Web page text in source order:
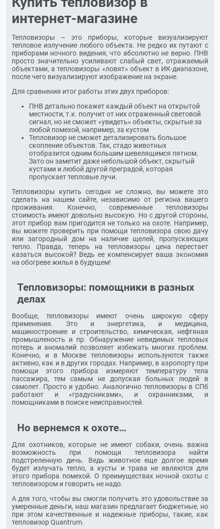
интернет-магазине
Тепловизоры – это приборы, которые визуализируют
тепловое излучение любого объекта. Не редко их путают с
приборами ночного видения, что абсолютно не верно. ПНВ
просто значительно усиливают слабый свет, отражаемый
объектами, а тепловизоры «ловят» объект в ИК-диапазоне,
после чего визуализируют изображение на экране.
Для сравнения итог работы этих двух приборов:
ПНВ детально покажет каждый объект на открытой
местности, т.к. получит от них отраженный световой
сигнал, но не сможет «увидеть» объекты, скрытые за
любой помехой, например, за кустом
Тепловизор не сможет детализировать большое
скопление объектов. Так, стадо животных
отобразится одним большим шевелящимся пятном.
Зато он заметит даже небольшой объект, скрытый
кустами и любой другой преградой, которая
пропускает тепловые лучи.
Тепловизоры купить сегодня не сложно, вы можете это
сделать на нашем сайте, независимо от региона вашего
проживания. Конечно, современные тепловизоры
стоимость имеют довольно высокую. Но с другой стороны,
этот прибор вам пригодится не только на охоте. Например,
вы можете проверить при помощи тепловизора свою дачу
или загородный дом на наличие щелей, пропускающих
тепло. Правда, теперь на тепловизоры цена перестает
казаться высокой? Ведь ее компенсирует ваша экономия
на обогреве жилья в будущем!
Тепловизоры: помощники в разных
делах
Вообще, тепловизоры имеют очень широкую сферу
применения. Это и энергетика, и медицина,
машиностроение и строительство, химическая, нефтяная
промышленость и пр. Обнаружение невидимых тепловых
потерь и аномалий позволяет избежать многих проблем.
Конечно, и в Москве тепловизоры используются также
активно, как и в других городах. Например, в аэропорту при
помощи этого прибора измеряют температуру тела
пассажира, тем самым не допуская больных людей в
самолет. Просто и удобно. Аналогично тепловизоры в СПб
работают и «градусниками», и охранниками, и
помощниками в поиске неисправностей.
Но вернемся к охоте…
Для охотников, которые не имеют собаки, очень важна
возможность при помощи тепловизора найти
подстреленную дичь. Ведь животное еще долгое время
будет излучать тепло, а кусты и трава не являются для
этого прибора помехой. О преимуществах ночной охоты с
тепловизором и говорить не надо.
А для того, чтобы вы смогли получить это удовольствие за
умеренные деньги, наш магазин предлагает бюджетные, но
при этом качественные и надежные приборы, такие, как
тепловизор Quantrum.